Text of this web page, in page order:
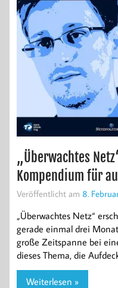
„Überwachtes
Kompendium für
Veröffentlicht am 8.
„Überwachtes Netz“
gerade einmal drei
große Zeitspanne bei
dieses Thema, die
Weiterlesen »